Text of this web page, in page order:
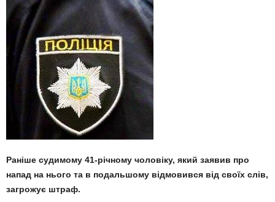
Раніше судимому 41-річному чоловіку, який заявив про
напад на нього та в подальшому відмовився від своїх слів,
загрожує штраф.